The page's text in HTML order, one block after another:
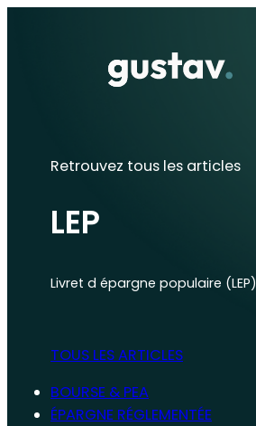
Retrouvez tous les articles
LEP
Livret d épargne populaire (LEP)
TOUS LES ARTICLES
BOURSE & PEA
ÉPARGNE RÉGLEMENTÉE